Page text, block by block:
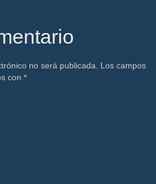
no será publicada.
Los campos
con*